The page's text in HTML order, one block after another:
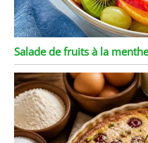
Salade de fruits à la